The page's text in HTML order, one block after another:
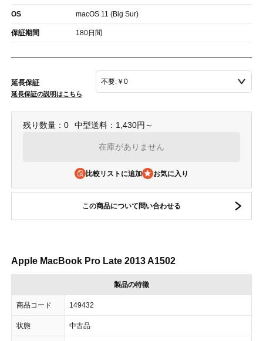
OS macOS 11 (Big Sur)
保証期間 180日間
延長保証
延長保証の説明はこちら
残り数量：0 中型送料：1,430円～
在庫がありません
比較リストに追加
この商品について問い合わせる
Apple MacBook Pro Late 2013 A1502
製品の特徴
商品コード 149432
状態 中古品